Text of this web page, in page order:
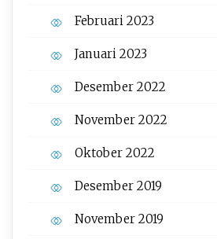
Februari 2023
Januari 2023
Desember 2022
November 2022
Oktober 2022
Desember 2019
November 2019